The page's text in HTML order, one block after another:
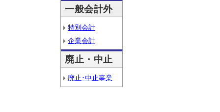
一般会計外
特別会計
企業会計
廃止・中止
廃止･中止事業